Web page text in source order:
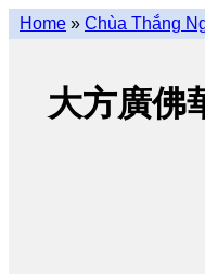
Home » Chùa Thắng
大方廣